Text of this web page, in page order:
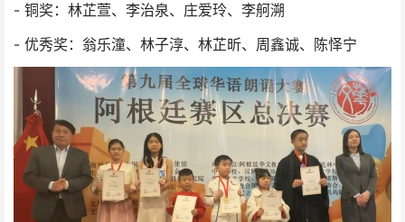
- 铜奖：林芷萱、李治泉、庄爱玲、李舸溯
- 优秀奖：翁乐潼、林子淳、林芷昕、周鑫诚、陈怿宁